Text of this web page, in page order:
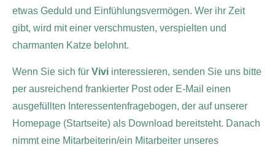
etwas Geduld und Einfühlungsvermögen. Wer ihr Zeit
gibt, wird mit einer verschmusten, verspielten und
charmanten Katze belohnt.
Wenn Sie sich für Vivi interessieren, senden Sie uns bitte
per ausreichend frankierter Post oder E-Mail einen
ausgefüllten Interessentenfragebogen, der auf unserer
Homepage (Startseite) als Download bereitsteht. Danach
nimmt eine Mitarbeiterin/ein Mitarbeiter unseres